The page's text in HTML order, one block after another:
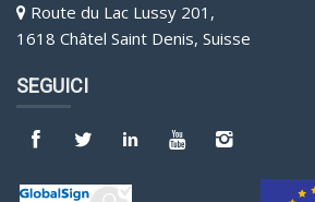
Route du Lac Lussy 201,
1618 Châtel Saint Denis, Suisse
SEGUICI